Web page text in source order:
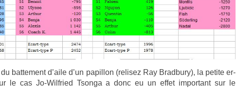
bat­te­ment d’aile d’un papil­lon (re­lisez Ray Brad­bu­ry), la petite er­
le cas Jo-Wilfried Tson­ga a donc eu un effet im­por­tant sur le